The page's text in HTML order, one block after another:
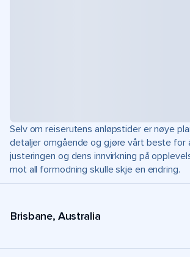
Selv om reiserutens anløpstider er nøye
detaljer omgående og gjøre vårt beste for
justeringen og dens innvirkning på
mot all formodning skulle skje en endring.
Brisbane, Australia